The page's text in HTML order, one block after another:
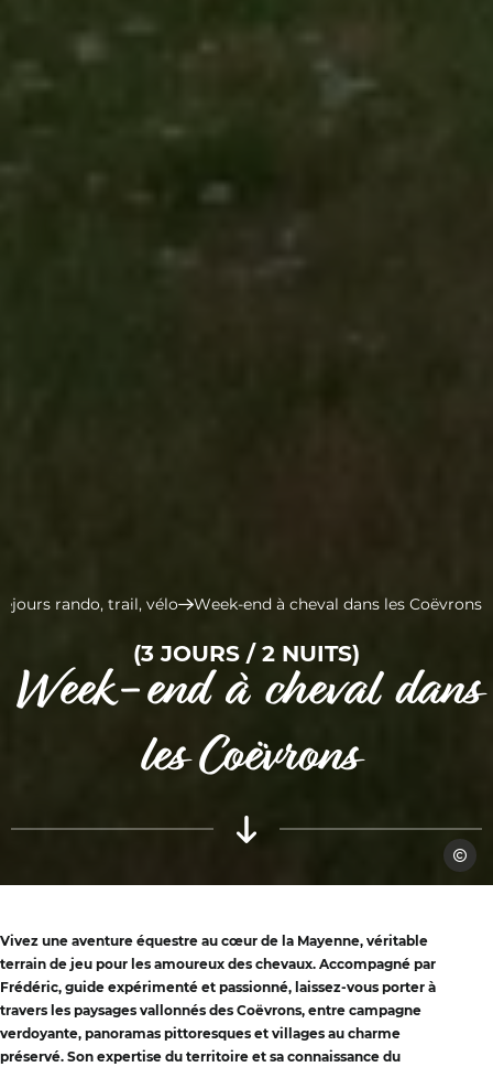
Foehn
rando, trail, vélo Week-end à cheval dans les Coëvrons
(3 JOURS / 2 NUITS)
Week-end à cheval dans
les Coëvrons
Vivez une aventure équestre au cœur de la Mayenne, véritable
terrain de jeu pour les amoureux des chevaux. Accompagné par
Frédéric, guide expérimenté et passionné, laissez-vous porter à
travers les paysages vallonnés des Coëvrons, entre campagne
verdoyante, panoramas pittoresques et villages au charme
préservé. Son expertise du territoire et sa connaissance du